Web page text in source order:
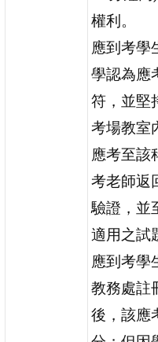
權利。
應到考學
學認為應
符，並堅
考場教室
應考至該
考老師返
驗證，並
適用之試
應到考學
教務處註
後，該應